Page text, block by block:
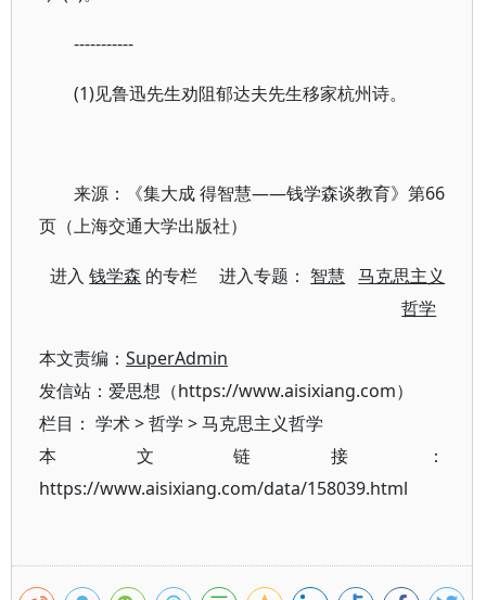
-----------
(1)见鲁迅先生劝阻郁达夫先生移家杭州诗。
来源：《集大成 得智慧——钱学森谈教育》第66
页（上海交通大学出版社）
进入钱学森 的专栏 进入专题： 智慧
马克思主义
哲学
本文责编： SuperAdmin
发信站：爱思想（https://www.aisixiang.com）
栏目： 学术>哲学 >马克思主义哲学
本文链接：
https://www.aisixiang.com/data/158039.html